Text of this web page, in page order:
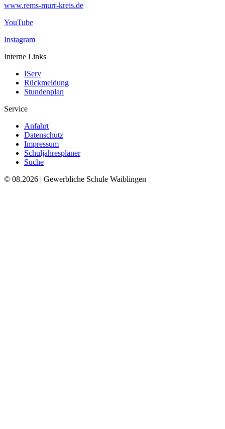
www.rems-murr-kreis.de
YouTube
Instagram
Interne Links
IServ
Rückmeldung
Stundenplan
Service
Anfahrt
Datenschutz
Impressum
Schuljahresplaner
Suche
© 08.2026 | Gewerbliche Schule Waiblingen